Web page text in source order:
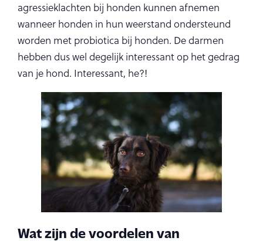
agressieklachten bij honden kunnen afnemen
wanneer honden in hun weerstand ondersteund
worden met probiotica bij honden. De darmen
hebben dus wel degelijk interessant op het gedrag
van je hond. Interessant, he?!
Wat zijn de voordelen van